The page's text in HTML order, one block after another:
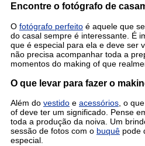
Encontre o fotógrafo de
O fotógrafo perfeito é aquele que
do casal sempre é interessante. É
que é especial para ela e deve ser
não precisa acompanhar toda a
momentos do making of que
O que levar para fazer o
Além do vestido e acessórios, o
of deve ter um significado. Pense
toda a produção da noiva. Um
sessão de fotos com o buquê pode
especial.